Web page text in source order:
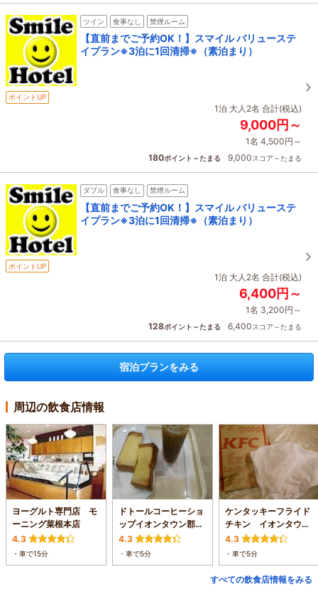
ツイン 食事なし 禁煙ルーム
【直前までご予約OK！】スマイル バリューステ
イプラン※3泊に1回清掃※（素泊まり）
ポイントUP
1泊 大人2名 合計(税込)
9,000円～
1名 4,500円～
180ポイント～たまる 9,000スコア～たまる
ダブル 食事なし 禁煙ルーム
【直前までご予約OK！】スマイル バリューステ
イプラン※3泊に1回清掃※（素泊まり）
ポイントUP
1泊 大人2名 合計(税込)
6,400円～
1名 3,200円～
128ポイント～たまる 6,400スコア～たまる
宿泊プランをみる
周辺の飲食店情報
ヨーグルト専門店 モ
ーニング菜根本店
4.3
・車で15分
ドトールコーヒーショ
ップイオンタウン郡山
店
4.3
・車で5分
ケンタッキーフライド
チキン イオンタウン
郡山店
4.3
・車で5分
すべての飲食店情報をみる